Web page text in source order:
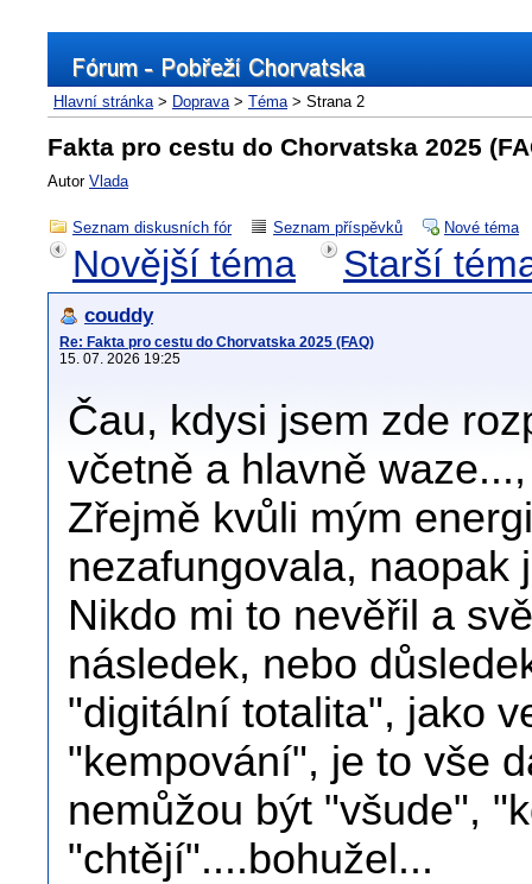
Hlavní stránka> Doprava> Téma> Strana 2
Fakta pro cestu do Chorvatska 2025
Autor Vlada
Seznam diskusních fór Seznam příspěvků Nové téma
Novější téma Starší
couddy
Re: Fakta pro cestu do Chorvatska 2025 (FAQ)
15. 07. 2026 19:25
Čau, kdysi jsem zde
včetně a hlavně
Zřejmě kvůli mým
nezafungovala,
Nikdo mi to nevěřil a
následek, nebo
"digitální totalita", jako
"kempování", je to vše
nemůžou být "všude",
"chtějí"....bohužel...